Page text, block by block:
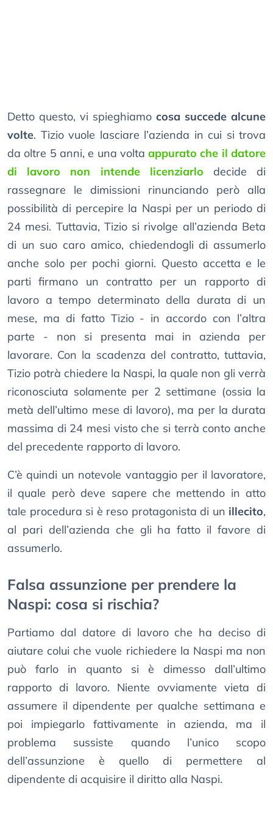
Detto questo, vi spieghiamo cosa succede alcune
volte. Tizio vuole lasciare l’azienda in cui si trova
da oltre 5 anni, e una voltaappurato che il datore
di lavoro non intende licenziarlo decide di
rassegnare le dimissioni rinunciando però alla
possibilità di percepire la Naspi per un periodo di
24 mesi. Tuttavia, Tizio si rivolge all’azienda Beta
di un suo caro amico, chiedendogli di assumerlo
anche solo per pochi giorni. Questo accetta e le
parti firmano un contratto per un rapporto di
lavoro a tempo determinato della durata di un
mese, ma di fatto Tizio - in accordo con l’altra
parte - non si presenta mai in azienda per
lavorare. Con la scadenza del contratto, tuttavia,
Tizio potrà chiedere la Naspi, la quale non gli verrà
riconosciuta solamente per 2 settimane (ossia la
metà dell’ultimo mese di lavoro), ma per la durata
massima di 24 mesi visto che si terrà conto anche
del precedente rapporto di lavoro.
C’è quindi un notevole vantaggio per il lavoratore,
il quale però deve sapere che mettendo in atto
tale procedura si è reso protagonista di un illecito,
al pari dell’azienda che gli ha fatto il favore di
assumerlo.
Falsa assunzione per prendere la
Naspi: cosa si rischia?
Partiamo dal datore di lavoro che ha deciso di
aiutare colui che vuole richiedere la Naspi ma non
può farlo in quanto si è dimesso dall’ultimo
rapporto di lavoro. Niente ovviamente vieta di
assumere il dipendente per qualche settimana e
poi impiegarlo fattivamente in azienda, ma il
problema sussiste quando l’unico scopo
dell’assunzione è quello di permettere al
dipendente di acquisire il diritto alla Naspi.